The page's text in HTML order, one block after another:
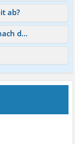
ab?
Verlustangst meiner Persönlichkeit nach dem Tod